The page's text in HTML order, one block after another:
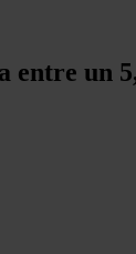
entre un